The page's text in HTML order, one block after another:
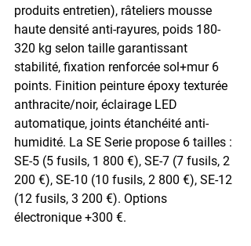
produits entretien), râteliers mousse
haute densité anti-rayures, poids 180-
320 kg selon taille garantissant
stabilité, fixation renforcée sol+mur 6
points. Finition peinture époxy texturée
anthracite/noir, éclairage LED
automatique, joints étanchéité anti-
humidité. La SE Serie propose 6 tailles :
SE-5 (5 fusils, 1 800 €), SE-7 (7 fusils, 2
200 €), SE-10 (10 fusils, 2 800 €), SE-12
(12 fusils, 3 200 €). Options
électronique +300 €.